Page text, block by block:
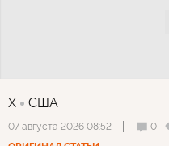
X США
07 августа 2026 08:52 0